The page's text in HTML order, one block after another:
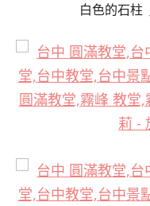
白色的石柱